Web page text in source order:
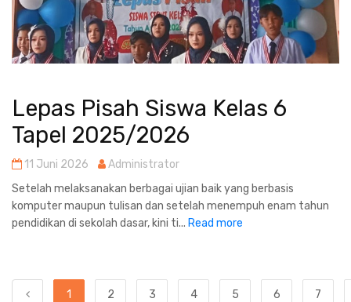
Lepas Pisah Siswa Kelas 6
Tapel 2025/2026
11 Juni 2026
Administrator
Setelah melaksanakan berbagai ujian baik yang berbasis
komputer maupun tulisan dan setelah menempuh enam tahun
pendidikan di sekolah dasar, kini ti... Read more
1 2 3 4 5 6 7